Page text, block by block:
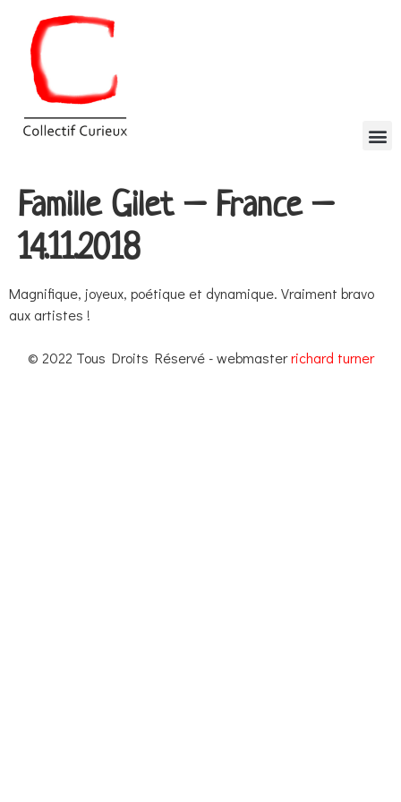
Famille Gilet – France –
14.11.2018
Magnifique, joyeux, poétique et dynamique. Vraiment bravo
aux artistes !
© 2022 Tous Droits Réservé - webmasterrichard turner